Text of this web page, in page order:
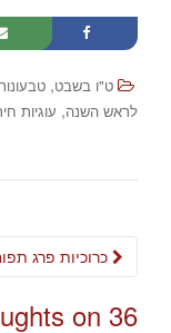
ט"ו בשבט,
לראש השנה, עוגיות
36 thoughts on “